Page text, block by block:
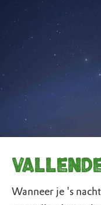
Wanneer je 's